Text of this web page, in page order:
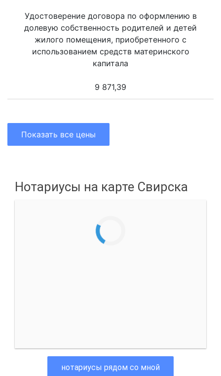
Удостоверение договора по оформлению в
долевую собственность родителей и детей
жилого помещения, приобретенного с
использованием средств материнского
капитала
9 871,39
Показать все цены
Нотариусы на карте Свирска
нотариусы рядом со мной